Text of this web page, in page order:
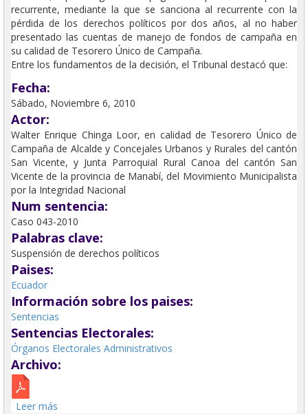
recurrente, mediante la que se sanciona al recurrente con la
pérdida de los derechos políticos por dos años, al no haber
presentado las cuentas de manejo de fondos de campaña en
su calidad de Tesorero Único de Campaña.
Entre los fundamentos de la decisión, el Tribunal destacó que:
Fecha:
Sábado, Noviembre 6, 2010
Actor:
Walter Enrique Chinga Loor, en calidad de Tesorero Único de
Campaña de Alcalde y Concejales Urbanos y Rurales del cantón
San Vicente, y Junta Parroquial Rural Canoa del cantón San
Vicente de la provincia de Manabí, del Movimiento Municipalista
por la Integridad Nacional
Num sentencia:
Caso 043-2010
Palabras clave:
Suspensión de derechos políticos
Paises:
Ecuador
Información sobre los paises:
Sentencias
Sentencias Electorales:
Órganos Electorales Administrativos
Archivo:
Leer más